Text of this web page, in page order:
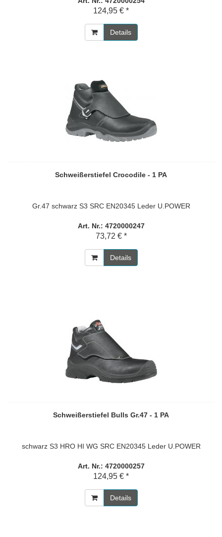
124,95 € *
Details
Schweißerstiefel Crocodile - 1 PA
Gr.47 schwarz S3 SRC EN20345 Leder U.POWER
Art. Nr.: 4720000247
73,72 € *
Details
Schweißerstiefel Bulls Gr.47 - 1 PA
schwarz S3 HRO HI WG SRC EN20345 Leder U.POWER
Art. Nr.: 4720000257
124,95 € *
Details